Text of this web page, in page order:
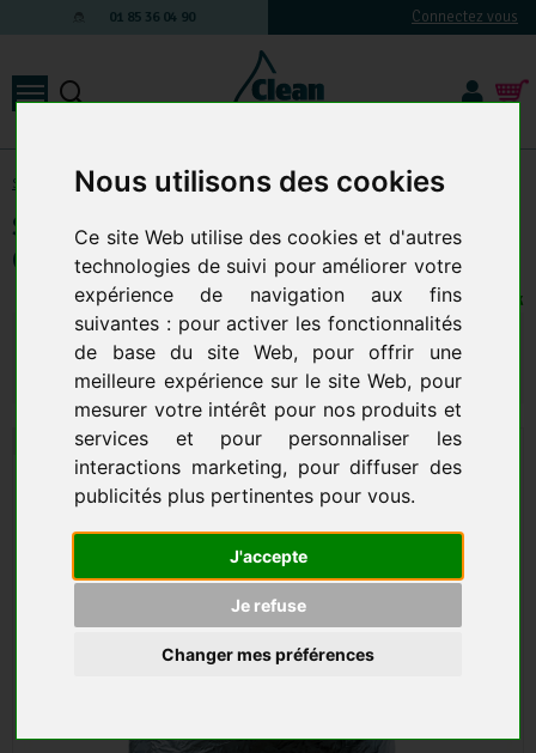
Nous utilisons des cookies
Ce site Web utilise des cookies et d'autres
technologies de suivi pour améliorer votre
expérience de navigation aux fins
suivantes : pour activer les fonctionnalités
de base du site Web, pour offrir une
meilleure expérience sur le site Web, pour
mesurer votre intérêt pour nos produits et
services et pour personnaliser les
interactions marketing, pour diffuser des
publicités plus pertinentes pour vous.
J'accepte
Je refuse
Changer mes préférences
01 85 36 04 90 Connectez vous
Sacs Poubelles & Container -Sac poubelle de 5 à 50 litres
Sac Poubelle 30 L Noir 12 Micron - Le
Carton De 500 (500X700Mm)
40 EN STOCK
:
19,84 € HT 23,81 € TTC
AJOUTER AU PANIER